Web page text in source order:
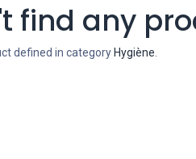
find any
defined in category Hygiène